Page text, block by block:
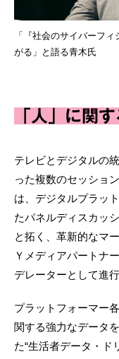
「『社会のサイバーフ
がる」と語る青木氏
「人」に関
テレビとデジタルの
った複数のセッショ
は、デジタルプラッ
たパネルディスカッ
と拓く、革新的なマ
Ｙメディアパートナ
デレーターとして進
プラットフォーマー
関する強力なデータ
た“生活者データ・ド